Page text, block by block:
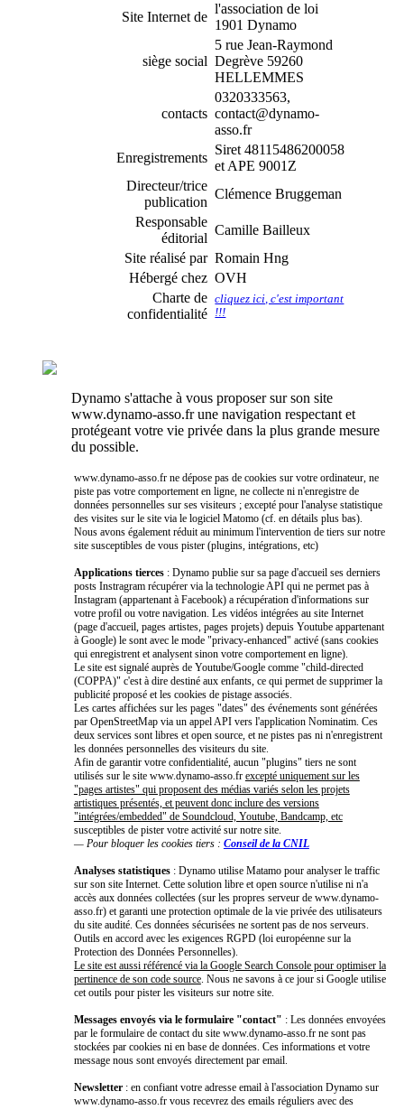
Site Internet de
l'association de loi
1901 Dynamo
siège social
5 rue Jean-Raymond
Degrève 59260
HELLEMMES
contacts
0320333563,
contact@dynamo-
asso.fr
Enregistrements
Siret 48115486200058
et APE 9001Z
Directeur/trice
publication
Clémence Bruggeman
Responsable
éditorial
Camille Bailleux
Site réalisé par Romain Hng
Hébergé chez OVH
Charte de
confidentialité
cliquez ici, c'est important
!!!
Dynamo s'attache à vous proposer sur son site
www.dynamo-asso.fr une navigation respectant et
protégeant votre vie privée dans la plus grande mesure
du possible.
www.dynamo-asso.fr ne dépose pas de cookies sur votre ordinateur, ne
piste pas votre comportement en ligne, ne collecte ni n'enregistre de
données personnelles sur ses visiteurs ; excepté pour l'analyse statistique
des visites sur le site via le logiciel Matomo (cf. en détails plus bas).
Nous avons également réduit au minimum l'intervention de tiers sur notre
site susceptibles de vous pister (plugins, intégrations, etc)
Applications tierces : Dynamo publie sur sa page d'accueil ses derniers
posts Instragram récupérer via la technologie API qui ne permet pas à
Instagram (appartenant à Facebook) a récupération d'informations sur
votre profil ou votre navigation. Les vidéos intégrées au site Internet
(page d'accueil, pages artistes, pages projets) depuis Youtube appartenant
à Google) le sont avec le mode "privacy-enhanced" activé (sans cookies
qui enregistrent et analysent sinon votre comportement en ligne).
Le site est signalé auprès de Youtube/Google comme "child-directed
(COPPA)" c'est à dire destiné aux enfants, ce qui permet de supprimer la
publicité proposé et les cookies de pistage associés.
Les cartes affichées sur les pages "dates" des événements sont générées
par OpenStreetMap via un appel API vers l'application Nominatim. Ces
deux services sont libres et open source, et ne pistes pas ni n'enregistrent
les données personnelles des visiteurs du site.
Afin de garantir votre confidentialité, aucun "plugins" tiers ne sont
utilisés sur le site www.dynamo-asso.fr excepté uniquement sur les
"pages artistes" qui proposent des médias variés selon les projets
artistiques présentés, et peuvent donc inclure des versions
"intégrées/embedded" de Soundcloud, Youtube, Bandcamp, etc
susceptibles de pister votre activité sur notre site.
— Pour bloquer les cookies tiers : Conseil de la CNIL
Analyses statistiques : Dynamo utilise Matamo pour analyser le traffic
sur son site Internet. Cette solution libre et open source n'utilise ni n'a
accès aux données collectées (sur les propres serveur de www.dynamo-
asso.fr) et garanti une protection optimale de la vie privée des utilisateurs
du site audité. Ces données sécurisées ne sortent pas de nos serveurs.
Outils en accord avec les exigences RGPD (loi européenne sur la
Protection des Données Personnelles).
Le site est aussi référencé via la Google Search Console pour optimiser la
pertinence de son code source. Nous ne savons à ce jour si Google utilise
cet outils pour pister les visiteurs sur notre site.
Messages envoyés via le formulaire "contact" : Les données envoyées
par le formulaire de contact du site www.dynamo-asso.fr ne sont pas
stockées par cookies ni en base de données. Ces informations et votre
message nous sont envoyés directement par email.
Newsletter : en confiant votre adresse email à l'association Dynamo sur
www.dynamo-asso.fr vous recevrez des emails réguliers avec des